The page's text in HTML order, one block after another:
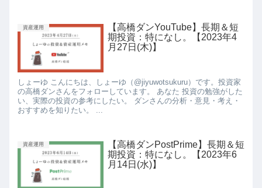
資産運用
【高橋ダンYouTube】長期＆短
期投資：特になし。【2023年4
月27日(木)】
しょーゆ こんにちは、しょーゆ（@jiyuwotsukuru）です。投資家
の高橋ダンさんをフォローしています。 あなた 投資の勉強がした
い、実際の投資の参考にしたい。 ダンさんの分析・意見・考え・
おすすめを知りたい。 ...
資産運用
【高橋ダンPostPrime】長期＆短
期投資：特になし。【2023年6
月14日(水)】